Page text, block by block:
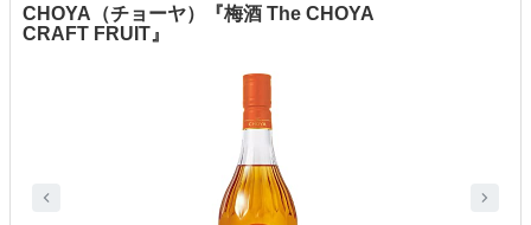
CHOYA（チョーヤ）『梅酒 The CHOYA
CRAFT FRUIT』